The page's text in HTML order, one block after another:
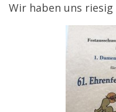
Wir haben uns